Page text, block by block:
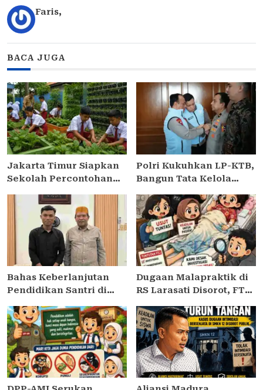
Faris,
BACA JUGA
Jakarta Timur Siapkan
Sekolah Percontohan
Kecamatan
Polri Kukuhkan LP-KTB,
Bangun Tata Kelola
Bertaraf Internasional
untuk Cetak Pemimpin
Masa Depan
Bahas Keberlanjutan
Pendidikan Santri di
Tinggi, Ketua Umum
Himasa Disambut
Hangat oleh Ketua PCNU
Sampang
Dugaan Malapraktik di
RS Larasati Disorot, FTJ
Demontrasi